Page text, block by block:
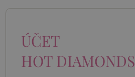
ÚČET
HOT DIAMONDS